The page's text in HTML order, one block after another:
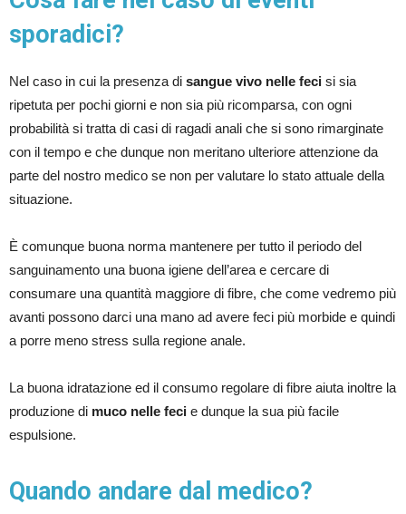
sporadici?
Nel caso in cui la presenza di sangue vivo nelle feci si sia
ripetuta per pochi giorni e non sia più ricomparsa, con ogni
probabilità si tratta di casi di ragadi anali che si sono rimarginate
con il tempo e che dunque non meritano ulteriore attenzione da
parte del nostro medico se non per valutare lo stato attuale della
situazione.
È comunque buona norma mantenere per tutto il periodo del
sanguinamento una buona igiene dell’area e cercare di
consumare una quantità maggiore di fibre, che come vedremo più
avanti possono darci una mano ad avere feci più morbide e quindi
a porre meno stress sulla regione anale.
La buona idratazione ed il consumo regolare di fibre aiuta inoltre la
produzione di muco nelle feci e dunque la sua più facile
espulsione.
Quando andare dal medico?